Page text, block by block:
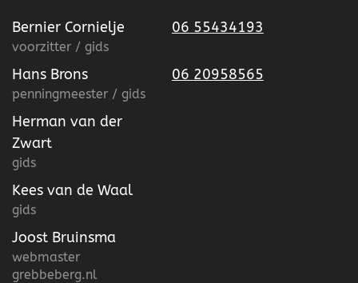
Bernier Cornielje
voorzitter / gids
06 55434193
Hans Brons
penningmeester / gids
06 20958565
Herman van der
Zwart
gids
Kees van de Waal
gids
Joost Bruinsma
webmaster
grebbeberg.nl